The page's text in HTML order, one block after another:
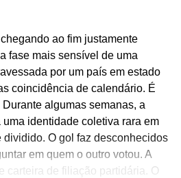
ao fim justamente
fase mais sensível de uma
por um país em estado
coincidência de calendário. É
algumas semanas, a
identidade coletiva rara em
dividido. O gol faz desconhecidos
em quem o outro votou. A
carteira de filiação partidária. O